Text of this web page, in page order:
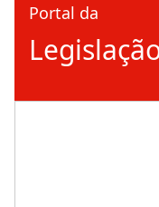
Portal da